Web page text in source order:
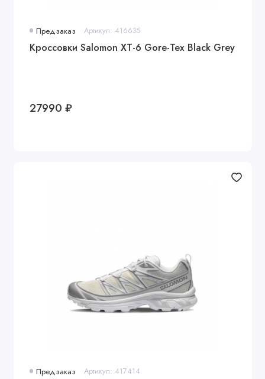
Предзаказ Артикул: 416635
Кроссовки Salomon XT-6 Gore-Tex Black Grey
27990 ₽
Предзаказ Артикул: 417414